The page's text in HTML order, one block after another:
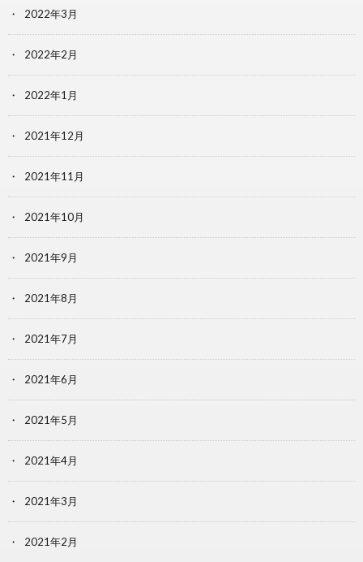
2022年3月
2022年2月
2022年1月
2021年12月
2021年11月
2021年10月
2021年9月
2021年8月
2021年7月
2021年6月
2021年5月
2021年4月
2021年3月
2021年2月